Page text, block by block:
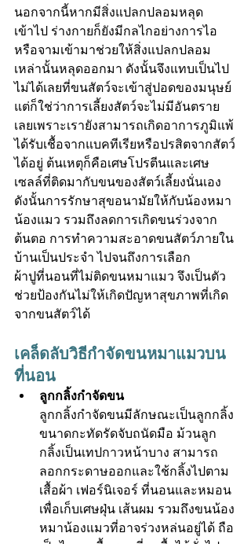
นอกจากนี้หากมีสิ่งแปลกปลอมหลุด
เข้าไป ร่างกายก็ยังมีกลไกอย่างการไอ
หรือจามเข้ามาช่วยให้สิ่งแปลกปลอม
เหล่านั้นหลุดออกมา ดังนั้นจึงแทบเป็นไป
ไม่ได้เลยที่ขนสัตว์จะเข้าสู่ปอดของมนุษย์
แต่ก็ใช่ว่าการเลี้ยงสัตว์จะไม่มีอันตราย
เลยเพราะเรายังสามารถเกิดอาการภูมิแพ้
ได้รับเชื้อจากแบคทีเรียหรือปรสิตจากสัตว์
ได้อยู่ ต้นเหตุก็คือเศษโปรตีนและเศษ
เซลล์ที่ติดมากับขนของสัตว์เลี้ยงนั่นเอง
ดังนั้นการรักษาสุขอนามัยให้กับน้องหมา
น้องแมว รวมถึงลดการเกิดขนร่วงจาก
ต้นตอ การทำความสะอาดขนสัตว์ภายใน
บ้านเป็นประจำ ไปจนถึงการเลือก
ผ้าปูที่นอนที่ไม่ติดขนหมาแมว จึงเป็นตัว
ช่วยป้องกันไม่ให้เกิดปัญหาสุขภาพที่เกิด
จากขนสัตว์ได้
เคล็ดลับวิธีกำจัดขนหมาแมวบน
ที่นอน
ลูกกลิ้งกำจัดขน
ลูกกลิ้งกำจัดขนมีลักษณะเป็นลูกกลิ้ง
ขนาดกะทัดรัดจับถนัดมือ ม้วนลูก
กลิ้งเป็นเทปกาวหน้าบาง สามารถ
ลอกกระดาษออกและใช้กลิ้งไปตาม
เสื้อผ้า เฟอร์นิเจอร์ ที่นอนและหมอน
เพื่อเก็บเศษฝุ่น เส้นผม รวมถึงขนน้อง
หมาน้องแมวที่อาจร่วงหล่นอยู่ได้ ถือ